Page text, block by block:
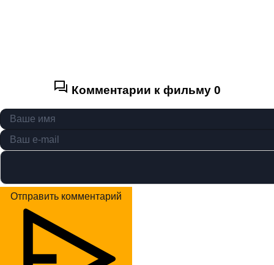
Комментарии к фильму 0
Отправить комментарий